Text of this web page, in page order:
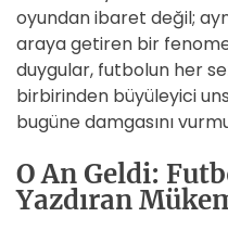
oyundan ibaret değil;
araya getiren bir
duygular, futbolun her
birbirinden büyüleyici
bugüne damgasını
O An Geldi:
Yazdıran